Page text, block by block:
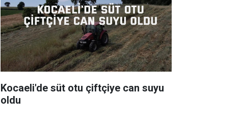
Kocaeli'de süt otu çiftçiye can suyu
oldu